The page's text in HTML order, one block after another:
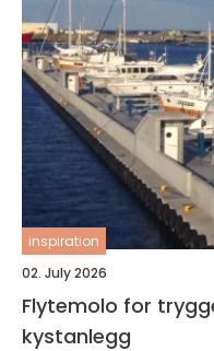
inspiration
02. July 2026
Flytemolo for
kystanlegg